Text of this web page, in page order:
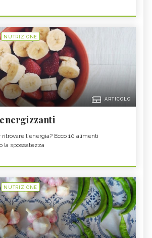
NUTRIZIONE
ARTICOLO
ritrovare l'energia? Ecco 10 alimenti
la spossatezza
NUTRIZIONE